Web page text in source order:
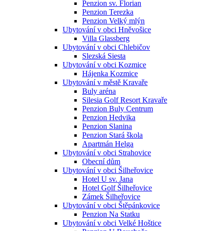
Penzion sv. Florian
Penzion Terezka
Penzion Velký mlýn
Ubytování v obci Hněvošice
Villa Glassberg
Ubytování v obci Chlebičov
Slezská Siesta
Ubytování v obci Kozmice
Hájenka Kozmice
Ubytování v městě Kravaře
Buly aréna
Silesia Golf Resort Kravaře
Penzion Buly Centrum
Penzion Hedvika
Penzion Slanina
Penzion Stará škola
Apartmán Helga
Ubytování v obci Strahovice
Obecní dům
Ubytování v obci Šilheřovice
Hotel U sv. Jana
Hotel Golf Šilheřovice
Zámek Šilheřovice
Ubytování v obci Štěpánkovice
Penzion Na Statku
Ubytování v obci Velké Hoštice